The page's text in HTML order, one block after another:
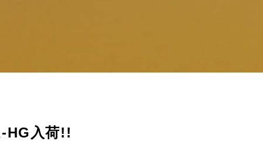
HG入荷!!